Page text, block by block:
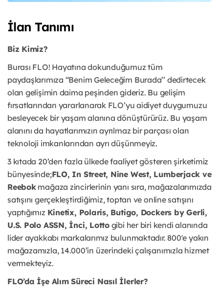
İlan Tanımı
Biz Kimiz?
Burası FLO! Hayatına dokunduğumuz tüm
paydaşlarımıza “Benim Geleceğim Burada’’ dedirtecek
olan gelişimin daima peşinden gideriz. Bu gelişim
fırsatlarından yararlanarak FLO’yu aidiyet duygumuzu
besleyecek bir yaşam alanına dönüştürürüz. Bu yaşam
alanını da hayatlarımızın ayrılmaz bir parçası olan
teknoloji imkanlarından ayrı düşünmeyiz.
3 kıtada 20’den fazla ülkede faaliyet gösteren şirketimiz
bünyesinde;FLO, In Street, Nine West, Lumberjack ve
Reebokmağaza zincirlerinin yanı sıra, mağazalarımızda
satışını gerçekleştirdiğimiz, toptan ve online satışını
yaptığımız Kinetix, Polaris, Butigo, Dockers by Gerli,
U.S. Polo ASSN, İnci, Lottogibi her biri kendi alanında
lider ayakkabı markalarımız bulunmaktadır. 800'e yakın
mağazamızla, 14.000’in üzerindeki çalışanımızla hizmet
vermekteyiz.
FLO’da İşe Alım Süreci Nasıl İlerler?